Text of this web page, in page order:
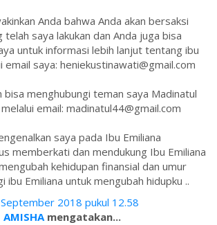
Anda bahwa Anda akan bersaksi
saya lakukan dan Anda juga bisa
untuk informasi lebih lanjut tentang ibu
email saya: heniekustinawati@gmail.com
bisa menghubungi teman saya Madinatul
email: madinatul44@gmail.com
saya pada Ibu Emiliana
memberkati dan mendukung Ibu Emiliana
kehidupan finansial dan umur
ibu Emiliana untuk mengubah hidupku ..
2018 pukul 12.58
AMISHAmengatakan...